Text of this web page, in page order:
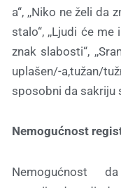
a“, ,,Niko ne želi da
stalo“, ,,Ljudi će
znak slabosti“,
uplašen/-
sposobni da sakriju
Nemogućnost
Nemogućnost